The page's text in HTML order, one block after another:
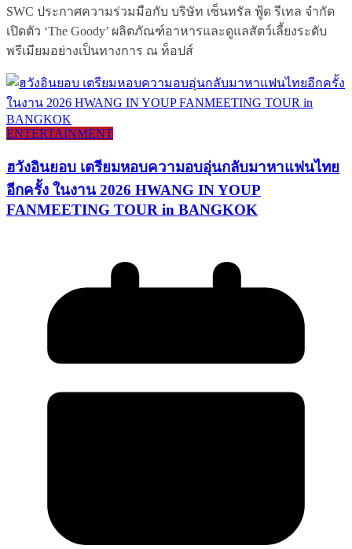
SWC ประกาศความร่วมมือกับ บริษัท เซ็นทรัล ฟู้ด รีเทล จำกัด
เปิดตัว ‘The Goody’ ผลิตภัณฑ์อาหารและดูแลสัตว์เลี้ยงระดับ
พรีเมียมอย่างเป็นทางการ ณ ท็อปส์
ENTERTAINMENT
ฮวังอินยอบ เตรียมหอบความอบอุ่นกลับมาหาแฟนไทย
อีกครั้ง ในงาน 2026 HWANG IN YOUP
FANMEETING TOUR in BANGKOK